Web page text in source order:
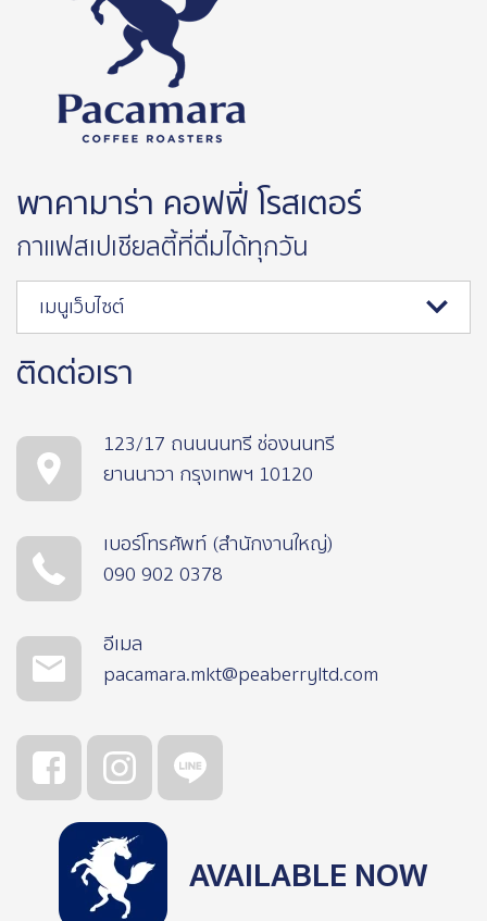
พาคามาร่า คอฟฟี่ โรสเตอร์
กาแฟสเปเชียลตี้ที่ดื่มได้ทุกวัน
เมนูเว็บไซต์
ติดต่อเรา
123/17 ถนนนนทรี ช่องนนทรี
ยานนาวา กรุงเทพฯ 10120
เบอร์โทรศัพท์ (สำนักงานใหญ่)
090 902 0378
อีเมล
pacamara.mkt@peaberryltd.com
AVAILABLE NOW